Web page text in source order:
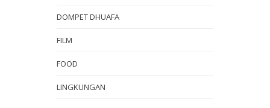
DOMPET DHUAFA
FILM
FOOD
LINGKUNGAN